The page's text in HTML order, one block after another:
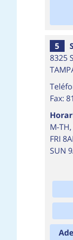
5
8325
Fax:
M-
FRI
SUN